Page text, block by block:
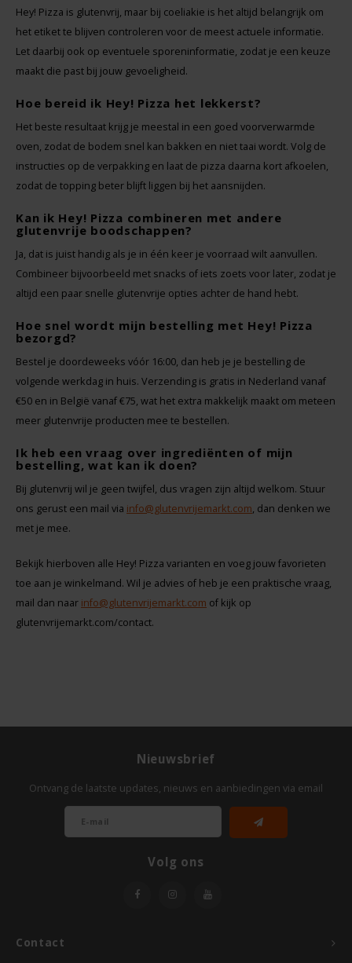
Hey! Pizza is glutenvrij, maar bij coeliakie is het altijd belangrijk om
het etiket te blijven controleren voor de meest actuele informatie.
Let daarbij ook op eventuele sporeninformatie, zodat je een keuze
maakt die past bij jouw gevoeligheid.
Hoe bereid ik Hey! Pizza het lekkerst?
Het beste resultaat krijg je meestal in een goed voorverwarmde
oven, zodat de bodem snel kan bakken en niet taai wordt. Volg de
instructies op de verpakking en laat de pizza daarna kort afkoelen,
zodat de topping beter blijft liggen bij het aansnijden.
Kan ik Hey! Pizza combineren met andere
glutenvrije boodschappen?
Ja, dat is juist handig als je in één keer je voorraad wilt aanvullen.
Combineer bijvoorbeeld met snacks of iets zoets voor later, zodat je
altijd een paar snelle glutenvrije opties achter de hand hebt.
Hoe snel wordt mijn bestelling met Hey! Pizza
bezorgd?
Bestel je doordeweeks vóór 16:00, dan heb je je bestelling de
volgende werkdag in huis. Verzending is gratis in Nederland vanaf
€50 en in België vanaf €75, wat het extra makkelijk maakt om meteen
meer glutenvrije producten mee te bestellen.
Ik heb een vraag over ingrediënten of mijn
bestelling, wat kan ik doen?
Bij glutenvrij wil je geen twijfel, dus vragen zijn altijd welkom. Stuur
ons gerust een mail via info@glutenvrijemarkt.com, dan denken we
met je mee.
Bekijk hierboven alle Hey! Pizza varianten en voeg jouw favorieten
toe aan je winkelmand. Wil je advies of heb je een praktische vraag,
mail dan naar info@glutenvrijemarkt.com of kijk op
glutenvrijemarkt.com/contact.
Contact
Nieuwsbrief
Ontvang de laatste updates, nieuws en aanbiedingen via email
Volg ons